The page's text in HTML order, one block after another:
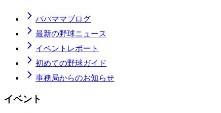
パパママブログ
最新の野球ニュース
イベントレポート
初めての野球ガイド
事務局からのお知らせ
イベント